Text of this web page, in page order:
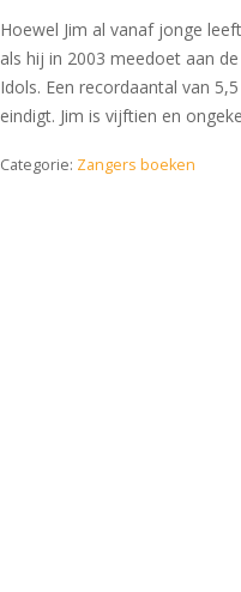
Hoewel Jim al vanaf jonge
als hij in 2003 meedoet aan
Idols. Een recordaantal van
eindigt. Jim is vijftien en
Categorie: Zangers boeken